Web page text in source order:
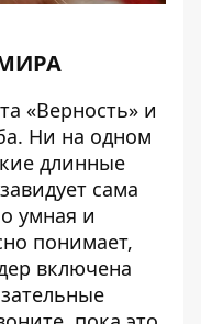
«Верность» и
Ни на одном
длинные
сама
умная и
понимает,
включена